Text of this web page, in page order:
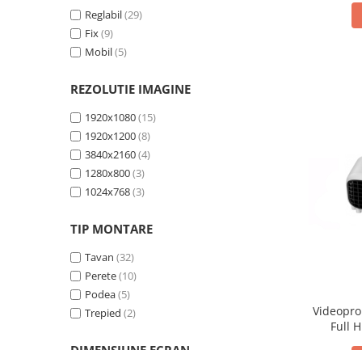
Videoproiectoare si Echipamente IT
Videoproiectoare
Videoproiectoare
Videoproiectoare
Ecrane Proiectie
Laptopuri si Accesorii
Accesorii Laptopuri
All in One/PC
Conectivitate si Accesorii
Tablete si Accesorii
Reglabil(29)
Fix(9)
Mobil(5)
REZOLUTIE IMAGINE
1920x1080(15)
1920x1200(8)
3840x2160(4)
1280x800(3)
1024x768(3)
TIP MONTARE
Tavan (32)
Perete(10)
Podea(5)
Trepied (2)
Full